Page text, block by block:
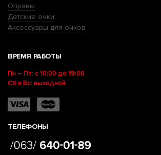
Оправы
Детские очки
Аксессуары для очков
ВРЕМЯ РАБОТЫ
Пн – Пт: с 10:00 до 19:00
Сб и Вс: выходной
ТЕЛЕФОНЫ